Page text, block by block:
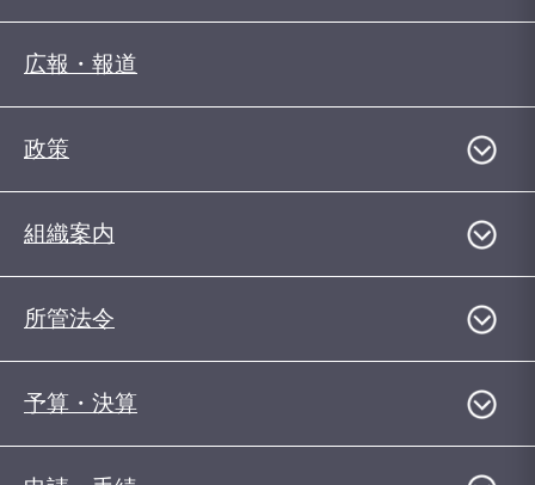
広報・報道
政策
組織案内
所管法令
予算・決算